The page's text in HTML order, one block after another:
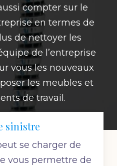
compter sur le
en termes de
de nettoyer les
de l’entreprise
vous les nouveaux
les meubles et
de travail.
sinistre
se charger de
vous permettre de